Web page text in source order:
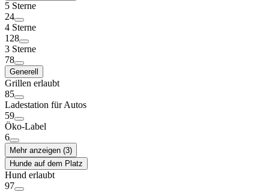
5 Sterne
24
4 Sterne
128
3 Sterne
78
Generell
Grillen erlaubt
85
Ladestation für Autos
59
Öko-Label
6
Mehr anzeigen (3)
Hunde auf dem Platz
Hund erlaubt
97